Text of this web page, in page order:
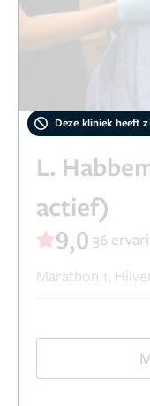
Deze kliniek heeft
L.
actief)
9,0 36
Marathon 1,